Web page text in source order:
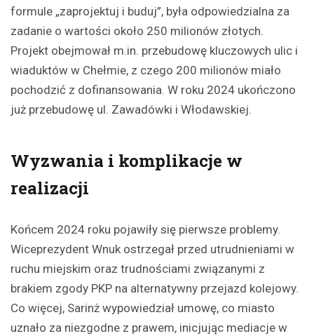
formule „zaprojektuj i buduj”, była odpowiedzialna za
zadanie o wartości około 250 milionów złotych.
Projekt obejmował m.in. przebudowę kluczowych ulic i
wiaduktów w Chełmie, z czego 200 milionów miało
pochodzić z dofinansowania. W roku 2024 ukończono
już przebudowę ul. Zawadówki i Włodawskiej.
Wyzwania i komplikacje w
realizacji
Końcem 2024 roku pojawiły się pierwsze problemy.
Wiceprezydent Wnuk ostrzegał przed utrudnieniami w
ruchu miejskim oraz trudnościami związanymi z
brakiem zgody PKP na alternatywny przejazd kolejowy.
Co więcej, Sarinż wypowiedział umowę, co miasto
uznało za niezgodne z prawem, inicjując mediacje w